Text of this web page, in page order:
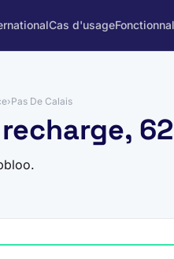
Cas d'usage
›Pas De Calais